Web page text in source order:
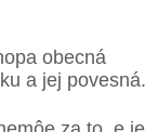
obecná
a jej povesná.